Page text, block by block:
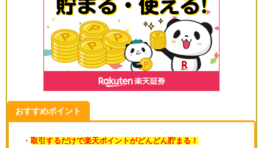
おすすめポイント
・ 取引するだけで楽天ポイントがどんどん貯まる！